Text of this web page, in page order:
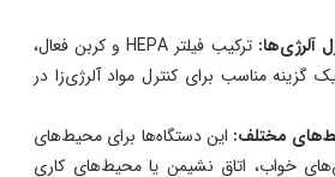
آلرژی‌ها:
ترکیب فیلتر HEPA و کربن فعال،
گزینه مناسب برای کنترل مواد آلرژی‌زا در
مختلف:این دستگاه‌ها برای محیط‌های
خواب، اتاق نشیمن یا محیط‌های کاری